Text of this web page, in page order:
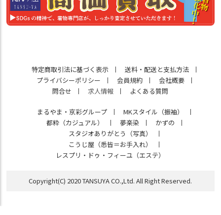
特定商取引法に基づく表示
送料・配送と支払方法
プライバシーポリシー
会員規約
会社概要
問合せ
求人情報 よくある質問
まるやま・京彩グループ
MKスタイル（振袖）
都粋（カジュアル）
夢楽染
かずの
スタジオありがとう（写真）
こうじ屋（悉皆＝お手入れ）
レスプリ・ドゥ・フィーユ（エステ）
Copyright(C) 2020 TANSUYA CO.,Ltd. All Right Reserved.